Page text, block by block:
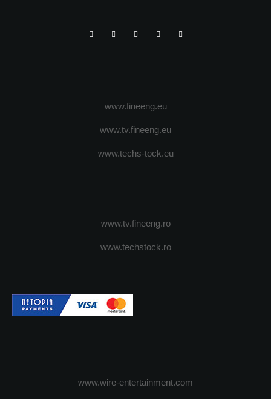
www.fineeng.eu
www.tv.fineeng.eu
www.techs-tock.eu
www.tv.fineeng.ro
www.techstock.ro
www.wire-entertainment.com